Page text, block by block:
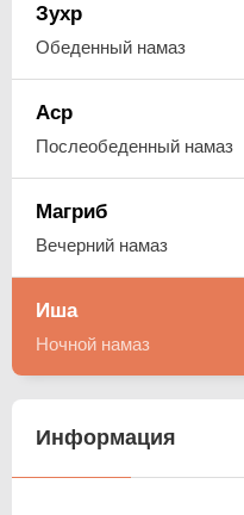
Зухр
Обеденный намаз
Аср
Послеобеденный намаз
Магриб
Вечерний намаз
Иша
Ночной намаз
Информация